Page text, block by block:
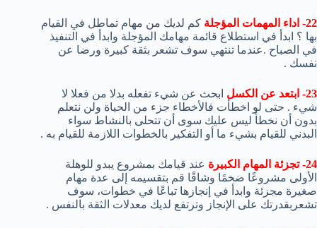
22- اداء المهمات المؤجلة
كم لديك من مهام تماطل في القيام
بها ؟ ابدأ في استطلاع قائمة مهامك المؤجلة وابدأ في التنفيذ
في الصباح .عندما تنتهي سوف تشعر بثقة كبيرة ورضا عن
نفسك .
23- ابتعد عن الكسل
ابحث عن شيء تفعله بدلا من فعلا لا
شيء . حتى لو اخطأت فالأخطاء جزء من الحياة ولن نتعلم
بدون أن نخطأ ليس عليك سوى أن تتحلى بالنشاط سواء
البدني للقيام بشيء ما أو التفكير بالخطوات اللازمة للقيام به .
24- تجزئة المهام الكبيرة
عند قيامك بمشروع يبدو للوهلة
الأولى مشروعًا ضخمًا وشاقًا قم بتقسيمه إلى عدة مهام
صغيرة مجزئة وابدأ في إنجازها تباعًا في خطوات، سوف
تشعربقدرتك على الإنجاز وترتفع لديك معدلات الثقة بالنفس .